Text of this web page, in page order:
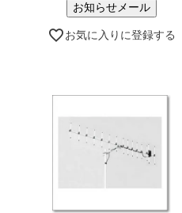
お知らせメール
お気に入りに登録する